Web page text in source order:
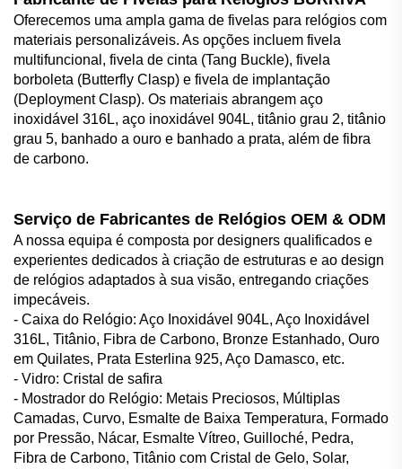
Oferecemos uma ampla gama de fivelas para relógios com
materiais personalizáveis. As opções incluem fivela
multifuncional, fivela de cinta (Tang Buckle), fivela
borboleta (Butterfly Clasp) e fivela de implantação
(Deployment Clasp). Os materiais abrangem aço
inoxidável 316L, aço inoxidável 904L, titânio grau 2, titânio
grau 5, banhado a ouro e banhado a prata, além de fibra
de carbono.
Serviço de Fabricantes de Relógios OEM & ODM
A nossa equipa é composta por designers qualificados e
experientes dedicados à criação de estruturas e ao design
de relógios adaptados à sua visão, entregando criações
impecáveis.
- Caixa do Relógio: Aço Inoxidável 904L, Aço Inoxidável
316L, Titânio, Fibra de Carbono, Bronze Estanhado, Ouro
em Quilates, Prata Esterlina 925, Aço Damasco, etc.
- Vidro: Cristal de safira
- Mostrador do Relógio: Metais Preciosos, Múltiplas
Camadas, Curvo, Esmalte de Baixa Temperatura, Formado
por Pressão, Nácar, Esmalte Vítreo, Guilloché, Pedra,
Fibra de Carbono, Titânio com Cristal de Gelo, Solar,